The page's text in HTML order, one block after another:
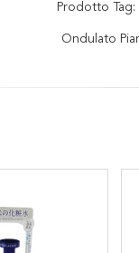
Prodotto Tag:
Ondulato